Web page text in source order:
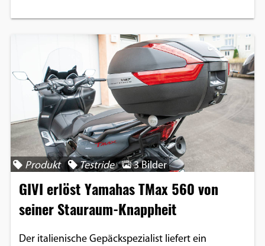
Produkt Testride 3 Bilder
GIVI erlöst Yamahas TMax 560 von
seiner Stauraum-Knappheit
Der italienische Gepäckspezialist liefert ein